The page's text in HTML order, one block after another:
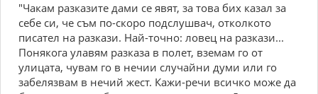
"Чакам разказите дами се явят, за това бих казал за
себе си, че съм по-скоро подслушвач, отколкото
писател на разкази. Най-точно: ловец на разкази...
Понякога улавям разказа в полет, вземам го от
улицата, чувам го в нечии случайни думи или го
забелязвам в нечий жест. Кажи-речи всичко може да